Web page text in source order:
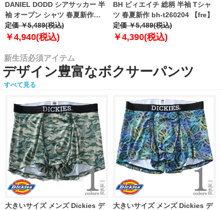
DANIEL DODD シアサッカー 半
袖 オープン シャツ 春夏新作
azsh-260213 【fre】
定価 ￥5,489(税込)
￥4,940(税込)
BH ビィエイチ 総柄 半袖 Tシャ
ツ 春夏新作 bh-t260204 【fre】
定価 ￥5,489(税込)
￥4,390(税込)
新生活必須アイテム
デザイン豊富なボクサーパンツ
すべて見る
大きいサイズ メンズ Dickies デ
大きいサイズ メンズ Dickies デ